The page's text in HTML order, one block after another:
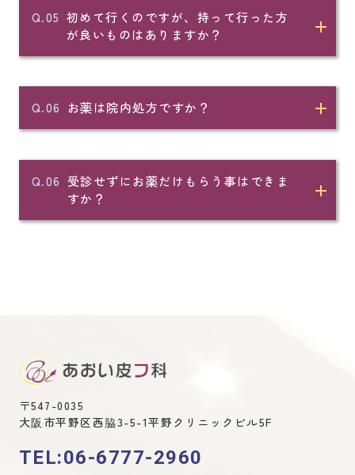
Q.05 初めて行くのですが、持って行った方
が良いものはありますか？
Q.06 お薬は院内処方ですか？
Q.06 受診せずにお薬だけもらう事はできま
すか？
〒547-0035
大阪市平野区西脇3-5-1平野クリニックビル5F
TEL:06-6777-2960